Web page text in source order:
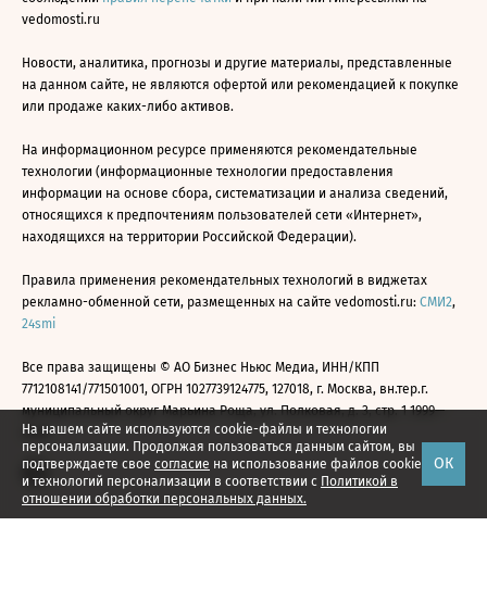
На нашем сайте используются cookie-файлы и технологии
персонализации. Продолжая пользоваться данным сайтом, вы
подтверждаете свое согласие на использование файлов cookie
и технологий персонализации в соответствии с Политикой в
отношении обработки персональных данных.
ОК
vedomosti.ru
Новости, аналитика, прогнозы и другие материалы, представленные
на данном сайте, не являются офертой или рекомендацией к покупке
или продаже каких-либо активов.
На информационном ресурсе применяются рекомендательные
технологии (информационные технологии предоставления
информации на основе сбора, систематизации и анализа сведений,
относящихся к предпочтениям пользователей сети «Интернет»,
находящихся на территории Российской Федерации).
Правила применения рекомендательных технологий в виджетах
рекламно-обменной сети, размещенных на сайте vedomosti.ru: СМИ2,
24smi
Все права защищены © АО Бизнес Ньюс Медиа, ИНН/КПП
7712108141/771501001, ОГРН 1027739124775, 127018, г. Москва, вн.тер.г.
муниципальный округ Марьина Роща, ул. Полковая, д. 3, стр. 1 1999—
2026